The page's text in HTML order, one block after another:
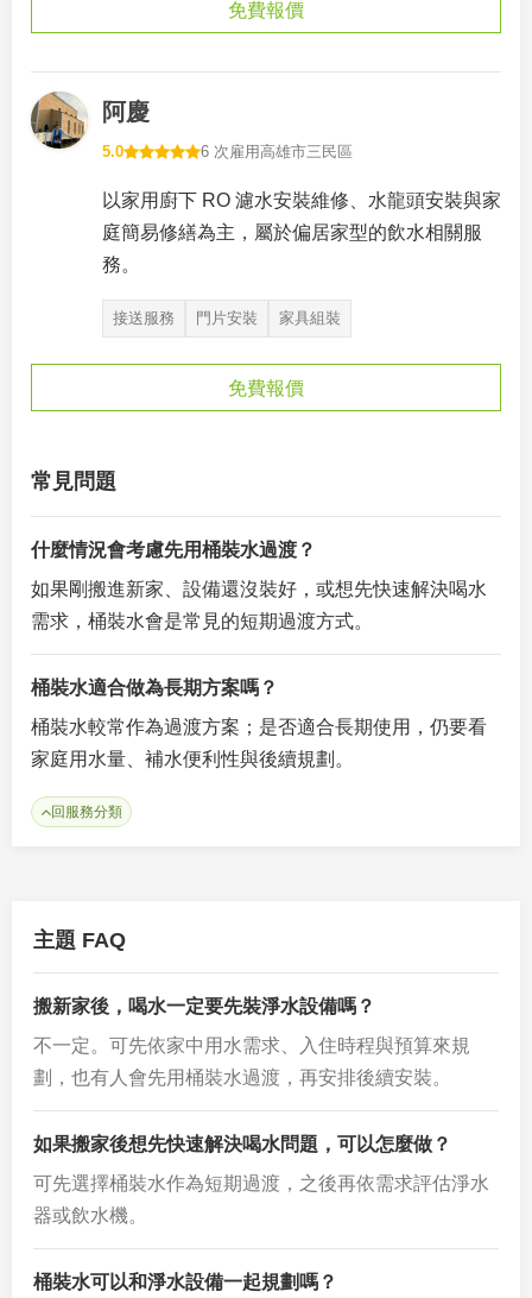
免費報價
阿慶
5.0 6 次雇用高雄市三民區
以家用廚下 RO 濾水安裝維修、水龍頭安裝與家
庭簡易修繕為主，屬於偏居家型的飲水相關服
務。
接送服務 門片安裝 家具組裝
免費報價
常見問題
什麼情況會考慮先用桶裝水過渡？
如果剛搬進新家、設備還沒裝好，或想先快速解決喝水
需求，桶裝水會是常見的短期過渡方式。
桶裝水適合做為長期方案嗎？
桶裝水較常作為過渡方案；是否適合長期使用，仍要看
家庭用水量、補水便利性與後續規劃。
回服務分類
主題 FAQ
搬新家後，喝水一定要先裝淨水設備嗎？
不一定。可先依家中用水需求、入住時程與預算來規
劃，也有人會先用桶裝水過渡，再安排後續安裝。
如果搬家後想先快速解決喝水問題，可以怎麼做？
可先選擇桶裝水作為短期過渡，之後再依需求評估淨水
器或飲水機。
桶裝水可以和淨水設備一起規劃嗎？